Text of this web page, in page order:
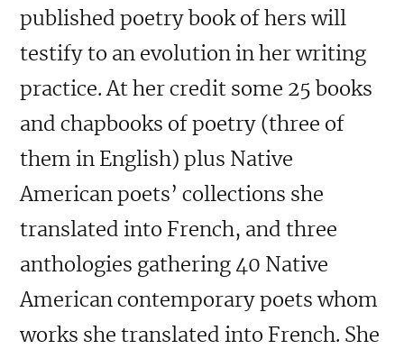
published poetry book of hers will
testify to an evolution in her writing
practice. At her credit some 25 books
and chapbooks of poetry (three of
them in English) plus Native
American poets’ collections she
translated into French, and three
anthologies gathering 40 Native
American contemporary poets whom
works she translated into French. She